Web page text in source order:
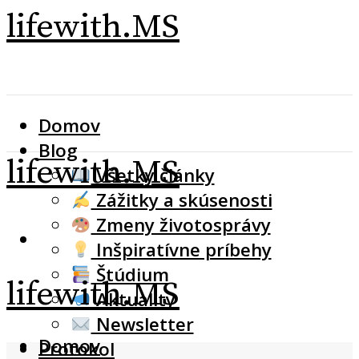
lifewith.MS
Domov
Blog
Všetky články
Zážitky a skúsenosti
Zmeny životosprávy
Inšpiratívne príbehy
Štúdium
Aktuality
Newsletter
Protokol
lifewith.MS
lifewith.MS
Domov